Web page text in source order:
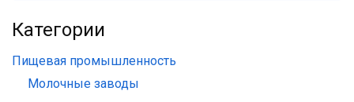
Категории
Пищевая промышленность
Молочные заводы